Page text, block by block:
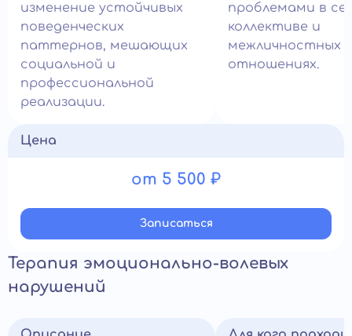
изменение устойчивых
поведенческих
паттернов, мешающих
социальной и
профессиональной
реализации.
проблемами в
коллективе и
межличностных
отношениях.
Цена
от 5 500 ₽
Записатьcя
Терапия эмоционально-волевых
нарушений